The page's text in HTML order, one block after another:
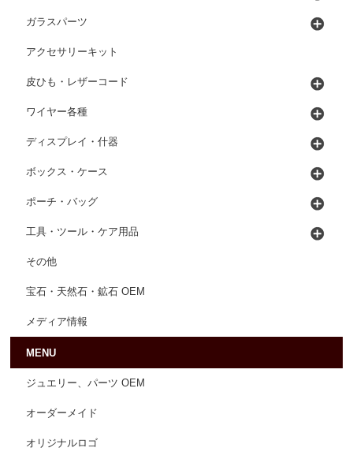
ガラスパーツ
アクセサリーキット
皮ひも・レザーコード
ワイヤー各種
ディスプレイ・什器
ボックス・ケース
ポーチ・バッグ
工具・ツール・ケア用品
その他
宝石・天然石・鉱石 OEM
メディア情報
MENU
ジュエリー、パーツ OEM
オーダーメイド
オリジナルロゴ